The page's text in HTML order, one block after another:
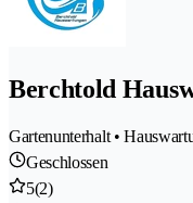
Berchtold
Gartenunterhalt •
Geschlossen
5(2)